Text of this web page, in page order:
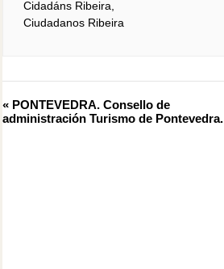
Cidadáns Ribeira
Ciudadanos Ribeira
Evento
Navegación
«PONTEVEDRA. Consello de
administración Turismo de Pontevedra.